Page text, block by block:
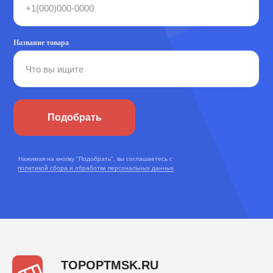
Название товара
Подобрать
Нажимая на кнопку "Подобрать", вы соглашаетесь с
политикой сбора и обработки персональных данных
TOPOPTMSK.RU